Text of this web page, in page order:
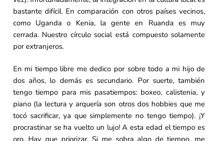
bastante difícil. En comparación con otros países vecinos,
como Uganda o Kenia, la gente en Ruanda es muy
cerrada. Nuestro círculo social está compuesto solamente
por extranjeros.
En mi tiempo libre me dedico por sobre todo a mi hijo de
dos años, lo demás es secundario. Por suerte, también
tengo tiempo para mis pasatiempos: boxeo, calistenia, y
piano (la lectura y arquería son otros dos hobbies que me
tocó sacrificar, ya que simplemente no tengo tiempo). ¡Y
procrastinar se ha vuelto un lujo! A esta edad el tiempo es